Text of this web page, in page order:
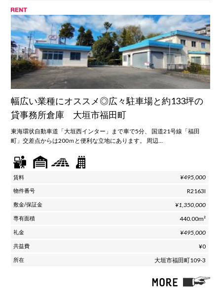
幅広い業種にオススメ◎広々駐車場と約133坪の
貸事務所倉庫 大垣市福田町
東海環状自動車道「大垣西インター」まで車で5分、 国道21号線「福田
町」交差点からは200ｍと便利な立地にあります。 周辺…
¥495,000
R2163I
¥1,350,000
440.00m²
¥495,000
¥0
大垣市福田町109-3